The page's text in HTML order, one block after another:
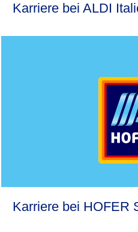
Karriere bei ALDI
Karriere bei HOFER